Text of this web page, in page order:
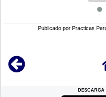
Publicado por Practicas